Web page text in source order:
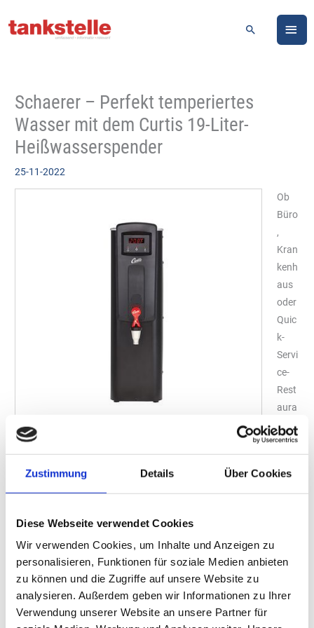
Zustimmung Details Über Cookies
Diese Webseite verwendet Cookies
Wir verwenden Cookies, um Inhalte und Anzeigen zu
personalisieren, Funktionen für soziale Medien anbieten
zu können und die Zugriffe auf unsere Website zu
analysieren. Außerdem geben wir Informationen zu Ihrer
Verwendung unserer Website an unsere Partner für
Inhalt
Suchen
Schaerer – Perfekt temperiertes
Wasser mit dem Curtis 19-Liter-
Heißwasserspender
25-11-2022
Der 19-Liter-Heißwasserspender in elegantem Schwarz
Tee und Co. zur Verfügung.
(Foto: Schaerer)
Ob
Büro
,
Kran
kenh
aus
oder
Quic
k-
Servi
ce-
Rest
aura
nt –
wo
Supp
en
andere Instantprodukte schnell und unkompliziert zubereitet
werden sollen, muss jederzeit heißes Wasser verfügbar sein. Der
19-Liter-Heißwasserspender in elegantem Schwarz von Wilbur
Curtis bietet hier ein entscheidendes Komfort-Plus. Dank des
digitalen G3-Steuermoduls hält das Gerät das bevorratete Wasser
durchgehend auf einer exakt einstellbaren Temperatur zwischen